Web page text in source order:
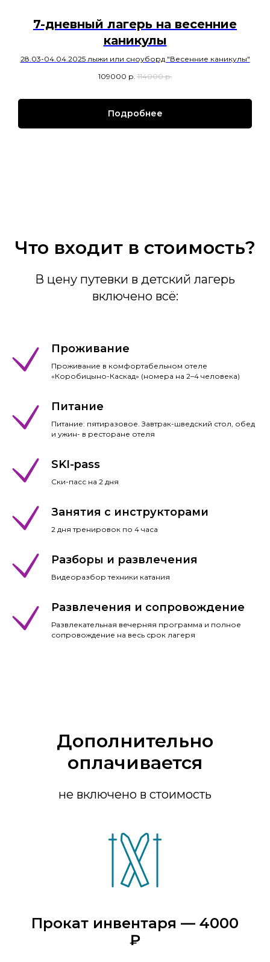
7-дневный лагерь на весенние
каникулы
28.03-04.04.2025 лыжи или сноуборд "Весенние каникулы"
109000 р. 114000 р.
Подробнее
Что входит в стоимость?
В цену путевки в детский лагерь
включено всё:
Проживание
Проживание в комфортабельном отеле
«Коробицыно-Каскад» (номера на 2–4 человека)
Питание
Питание: пятиразовое. Завтрак-шведский стол, обед
и ужин- в ресторане отеля
SKI-pass
Ски-пасс на 2 дня
Занятия с инструкторами
2 дня тренировок по 4 часа
Разборы и развлечения
Видеоразбор техники катания
Развлечения и сопровождение
Развлекательная вечерняя программа и полное
сопровождение на весь срок лагеря
Дополнительно
оплачивается
не включено в стоимость
Прокат инвентаря — 4000
₽